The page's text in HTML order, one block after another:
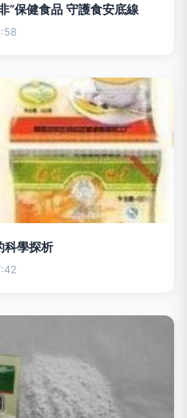
”保健食品 守護食安底線
科學探析